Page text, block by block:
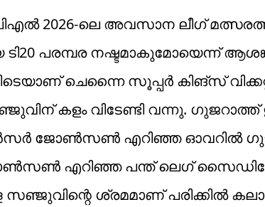
2026-ലെ അവസാന ലീഗ്
പരമ്പര നഷ്ടമാകുമോയെന്ന്
ചെന്നൈ സൂപ്പര്‍ കിങ്‌സ്
കളം വിടേണ്ടി വന്നു.
ജോൺസൺ എറിഞ്ഞ ഓവറിൽ
എറിഞ്ഞ പന്ത് ലെഗ്
ശ്രമമാണ് പരിക്കിൽ